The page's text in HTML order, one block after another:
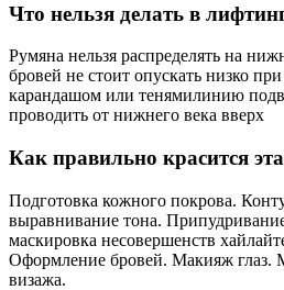
Что нельзя делать в
Румяна нельзя распределять на
бровей не стоит опускать низко
карандашом или тенямилинию
проводить от нижнего века вверх
Как правильно красится
Подготовка кожного покрова.
выравнивание тона.
маскировка несовершенств
Оформление бровей. Макияж глаз.
визажа.